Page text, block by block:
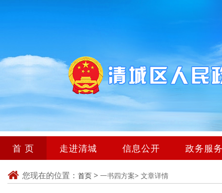
首 页 走进清城 信息公开 政务服
您现在的位置： 首页 > 一书四方案> 文章详情